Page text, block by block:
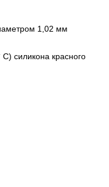
1,02 мм
силикона красного